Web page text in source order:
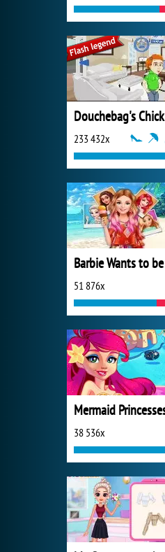
Douchebag's Chick
233 432x
51 876x
38 536x